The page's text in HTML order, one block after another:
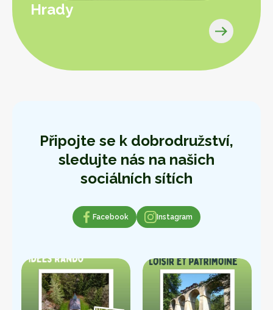
Hrady
Připojte se k dobrodružství,
sledujte nás na našich
sociálních sítích
Facebook Instagram
Instagram